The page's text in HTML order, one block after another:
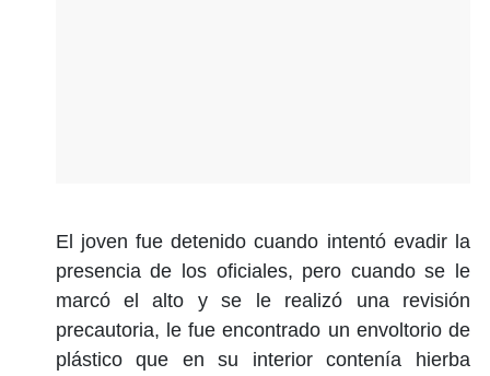
El joven fue detenido cuando intentó evadir la
presencia de los oficiales, pero cuando se le
marcó el alto y se le realizó una revisión
precautoria, le fue encontrado un envoltorio de
plástico que en su interior contenía hierba